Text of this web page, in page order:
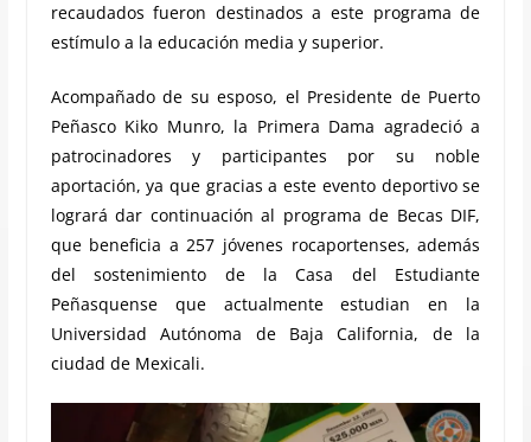
recaudados fueron destinados a este programa de
estímulo a la educación media y superior.
Acompañado de su esposo, el Presidente de Puerto
Peñasco Kiko Munro, la Primera Dama agradeció a
patrocinadores y participantes por su noble
aportación, ya que gracias a este evento deportivo se
logrará dar continuación al programa de Becas DIF,
que beneficia a 257 jóvenes rocaportenses, además
del sostenimiento de la Casa del Estudiante
Peñasquense que actualmente estudian en la
Universidad Autónoma de Baja California, de la
ciudad de Mexicali.